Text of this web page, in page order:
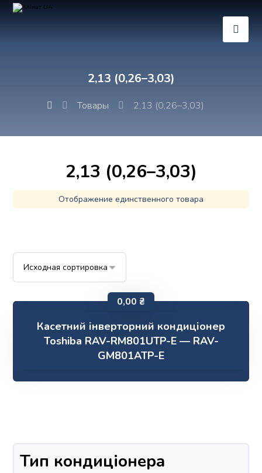
2,13 (0,26–3,03)
Товары 2,13 (0,26–3,03)
2,13 (0,26–3,03)
Отображение единственного товара
Касетний інверторний кондиціонер
Toshiba RAV-RM801UTP-E — RAV-
GM801ATP-E
0,00 ₴
Тип кондиціонера